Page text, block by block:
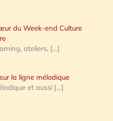
du Week-end Culture
ateliers, […]
la ligne mélodique
et aussi […]